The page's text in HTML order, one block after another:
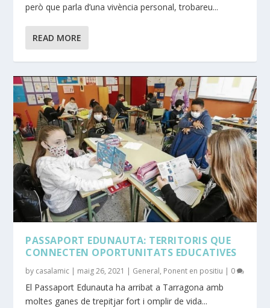
però que parla d’una vivència personal, trobareu...
READ MORE
PASSAPORT EDUNAUTA: TERRITORIS QUE
CONNECTEN OPORTUNITATS EDUCATIVES
by casalamic | maig 26, 2021 | General, Ponent en positiu | 0
El Passaport Edunauta ha arribat a Tarragona amb
moltes ganes de trepitjar fort i omplir de vida...